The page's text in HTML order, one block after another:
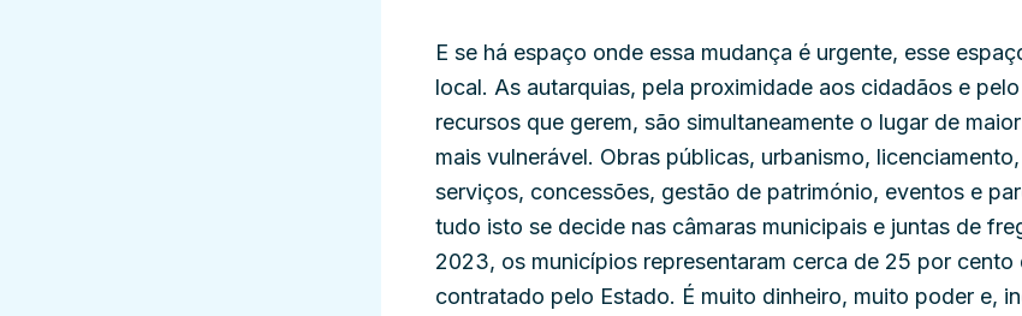
E se há espaço onde essa mudança é urgente, esse
local. As autarquias, pela proximidade aos cidadãos e
recursos que gerem, são simultaneamente o lugar de
mais vulnerável. Obras públicas, urbanismo,
serviços, concessões, gestão de património, eventos e
tudo isto se decide nas câmaras municipais e juntas de
2023, os municípios representaram cerca de 25 por
contratado pelo Estado. É muito dinheiro, muito poder e,